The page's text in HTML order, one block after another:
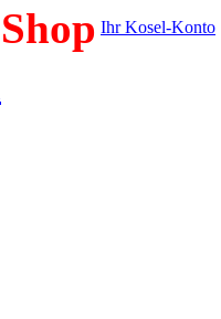
Shop Ihr Kosel-Konto